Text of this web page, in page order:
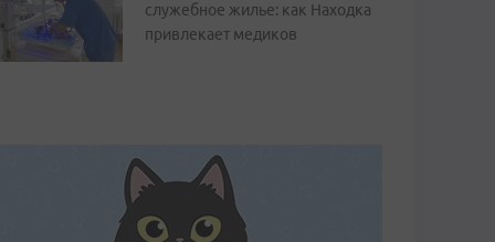
служебное жилье: как Находка
привлекает медиков